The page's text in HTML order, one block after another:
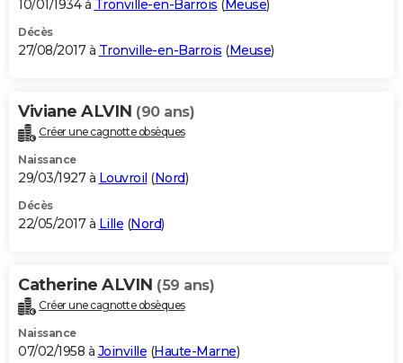
10/01/1934 à Tronville-en-Barrois ( Meuse)
Décès
27/08/2017 à Tronville-en-Barrois (Meuse)
Viviane ALVIN (90 ans)
Créer une cagnotte obsèques
Naissance
29/03/1927 à Louvroil (Nord)
Décès
22/05/2017 à Lille (Nord)
Catherine ALVIN (59 ans)
Créer une cagnotte obsèques
Naissance
07/02/1958 à Joinville (Haute-Marne)